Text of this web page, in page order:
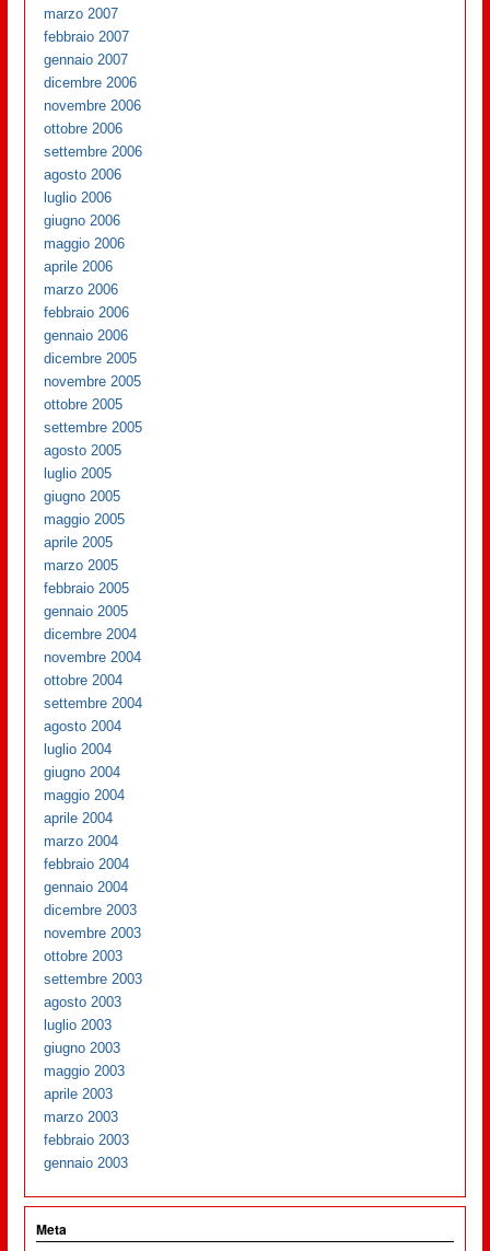
marzo 2007
febbraio 2007
gennaio 2007
dicembre 2006
novembre 2006
ottobre 2006
settembre 2006
agosto 2006
luglio 2006
giugno 2006
maggio 2006
aprile 2006
marzo 2006
febbraio 2006
gennaio 2006
dicembre 2005
novembre 2005
ottobre 2005
settembre 2005
agosto 2005
luglio 2005
giugno 2005
maggio 2005
aprile 2005
marzo 2005
febbraio 2005
gennaio 2005
dicembre 2004
novembre 2004
ottobre 2004
settembre 2004
agosto 2004
luglio 2004
giugno 2004
maggio 2004
aprile 2004
marzo 2004
febbraio 2004
gennaio 2004
dicembre 2003
novembre 2003
ottobre 2003
settembre 2003
agosto 2003
luglio 2003
giugno 2003
maggio 2003
aprile 2003
marzo 2003
febbraio 2003
gennaio 2003
Meta